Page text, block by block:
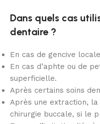
Dans quels cas
dentaire ?
En cas de gencive
En cas d’aphte ou de
superficielle.
Après certains soins
Après une extraction, la
chirurgie buccale, si le